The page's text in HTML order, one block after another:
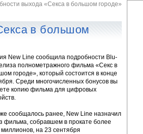
выхода «Секса в большом городе»
в большом
New Line сообщила подробности Blu-
полнометражного фильма «Секс в
городе», который состоится в конце
Среди многочисленных бонусов вы
копию фильма для цифровых
сообщалось ранее, New Line назначил
фильма, собравшем в прокате более
на 23 сентября